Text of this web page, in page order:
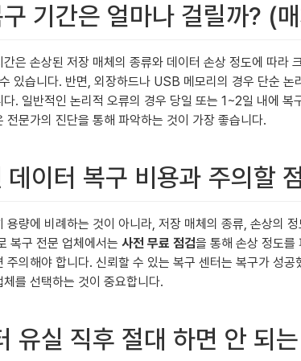
기간은 얼마나 걸릴까? (
은 손상된 저장 매체의 종류와 데이터 손상 정도에 따
있습니다. 반면, 외장하드나 USB 메모리의 경우 단순
. 일반적인 논리적 오류의 경우 당일 또는 1~2일 내에
전문가의 진단을 통해 파악하는 것이 가장 좋습니다.
이터 복구 비용과 주의할 점
용량에 비례하는 것이 아니라, 저장 매체의 종류, 손상의
복구 전문 업체에서는 사전 무료 점검을 통해 손상 정도를
주의해야 합니다. 신뢰할 수 있는 복구 센터는 복구가 성
를 선택하는 것이 중요합니다.
유실 직후 절대 하면 안 되